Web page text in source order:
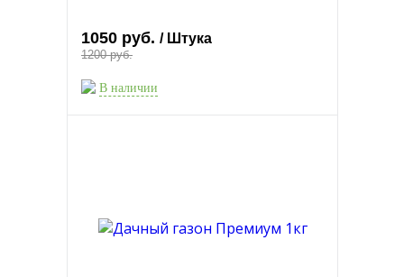
1050 руб. / Штука
1200 руб.
В наличии